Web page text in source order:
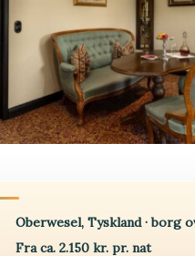
Oberwesel, Tyskland · borg
Fra ca. 2.150 kr. pr. nat